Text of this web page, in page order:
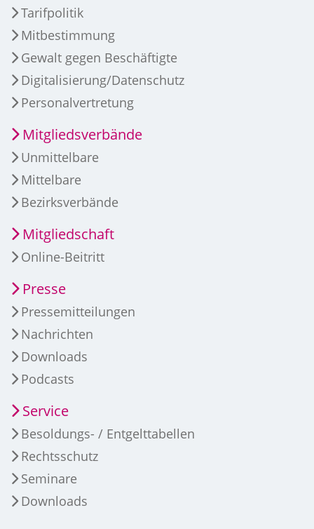
Tarifpolitik
Mitbestimmung
Gewalt gegen Beschäftigte
Digitalisierung/Datenschutz
Personalvertretung
Mitgliedsverbände
Unmittelbare
Mittelbare
Bezirksverbände
Mitgliedschaft
Online-Beitritt
Presse
Pressemitteilungen
Nachrichten
Downloads
Podcasts
Service
Besoldungs- / Entgelttabellen
Rechtsschutz
Seminare
Downloads